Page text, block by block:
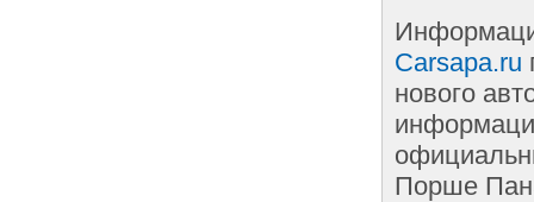
Carsapa.ru
нового
Порше